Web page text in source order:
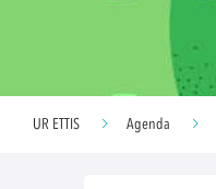
UR ETTIS Agenda